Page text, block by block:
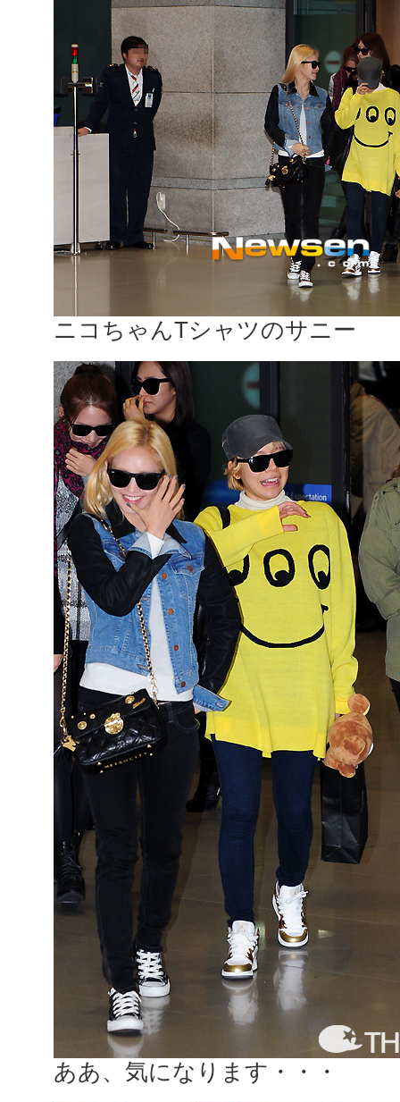
ニコちゃんTシャツのサニー
ああ、気になります・・・